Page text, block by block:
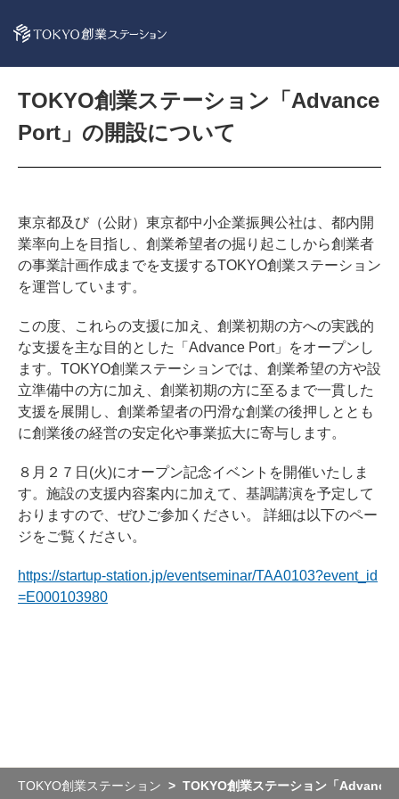
TOKYO創業ステーション「Advance
Port」の開設について
東京都及び（公財）東京都中小企業振興公社は、都内開
業率向上を目指し、創業希望者の掘り起こしから創業者
の事業計画作成までを支援するTOKYO創業ステーション
を運営しています。
この度、これらの支援に加え、創業初期の方への実践的
な支援を主な目的とした「Advance Port」をオープンし
ます。TOKYO創業ステーションでは、創業希望の方や設
立準備中の方に加え、創業初期の方に至るまで一貫した
支援を展開し、創業希望者の円滑な創業の後押しととも
に創業後の経営の安定化や事業拡大に寄与します。
８月２７日(火)にオープン記念イベントを開催いたしま
す。施設の支援内容案内に加えて、基調講演を予定して
おりますので、ぜひご参加ください。 詳細は以下のペー
ジをご覧ください。
https://startup-station.jp/eventseminar/TAA0103?event_id
=E000103980
TOKYO創業ステーション TOKYO創業ステーション「Advance